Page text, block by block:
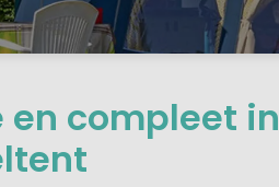
en compleet